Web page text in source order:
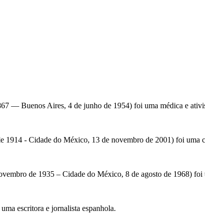
— Buenos Aires, 4 de junho de 1954) foi uma médica e
- Cidade do México, 13 de novembro de 2001) foi uma
de 1935 – Cidade do México, 8 de agosto de 1968)
escritora e jornalista espanhola.